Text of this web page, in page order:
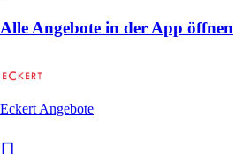
Alle Angebote in der App öffnen
Eckert Angebote